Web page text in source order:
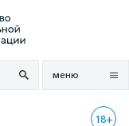
меню
18+